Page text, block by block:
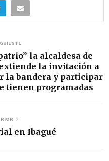
la alcaldesa de
la invitación a
la bandera y participar
tienen programadas
en Ibagué